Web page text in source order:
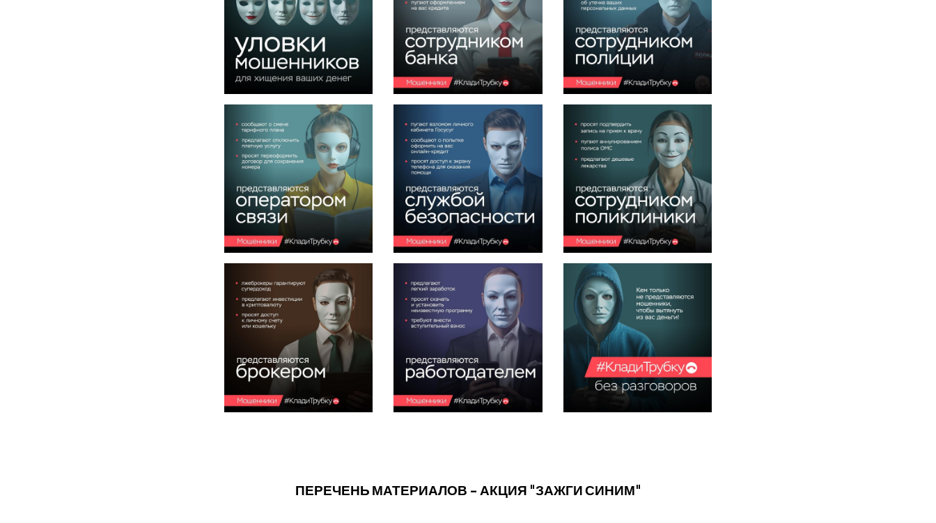
ПЕРЕЧЕНЬ МАТЕРИАЛОВ - АКЦИЯ "ЗАЖГИ СИНИМ"